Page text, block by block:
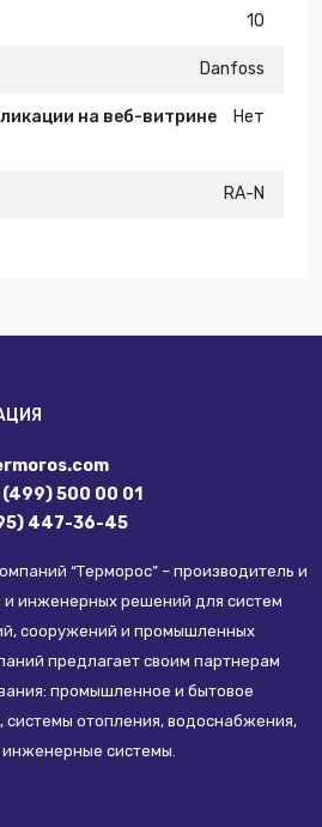
10
Danfoss
на веб-витрине
Нет
RA-N
(499) 500 00 01
447-36-45
“Терморос” – производитель и
и инженерных решений для систем
сооружений и промышленных
предлагает своим партнерам
промышленное и бытовое
системы отопления, водоснабжения,
инженерные системы.